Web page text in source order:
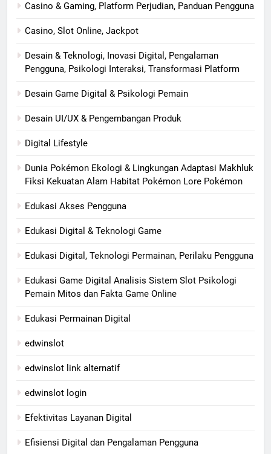
Casino & Gaming, Platform Perjudian, Panduan Pengguna
Casino, Slot Online, Jackpot
Desain & Teknologi, Inovasi Digital, Pengalaman
Pengguna, Psikologi Interaksi, Transformasi Platform
Desain Game Digital & Psikologi Pemain
Desain UI/UX & Pengembangan Produk
Digital Lifestyle
Dunia Pokémon Ekologi & Lingkungan Adaptasi Makhluk
Fiksi Kekuatan Alam Habitat Pokémon Lore Pokémon
Edukasi Akses Pengguna
Edukasi Digital & Teknologi Game
Edukasi Digital, Teknologi Permainan, Perilaku Pengguna
Edukasi Game Digital Analisis Sistem Slot Psikologi
Pemain Mitos dan Fakta Game Online
Edukasi Permainan Digital
edwinslot
edwinslot link alternatif
edwinslot login
Efektivitas Layanan Digital
Efisiensi Digital dan Pengalaman Pengguna